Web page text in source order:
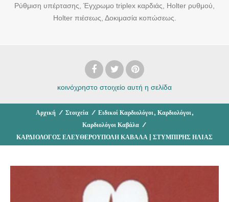
Ρύθμιση υπέρτασης, Έγχρωμο triplex καρδιάς, Holter ρυθμού,
Holter πιέσεως, Δοκιμασία κοπώσεως.
κοινόχρηστο στοιχείο αυτή η σελίδα
Αρχική / Στοιχεία / Ειδικοί Καρδιολόγοι , Καρδιολόγοι ,
Καρδιολόγοι Καβάλα /
ΚΑΡΔΙΟΛΟΓΟΣ ΕΛΕΥΘΕΡΟΥΠΟΛΗ ΚΑΒΑΛΑ | ΣΤΥΜΠΙΡΗΣ ΗΛΙΑΣ